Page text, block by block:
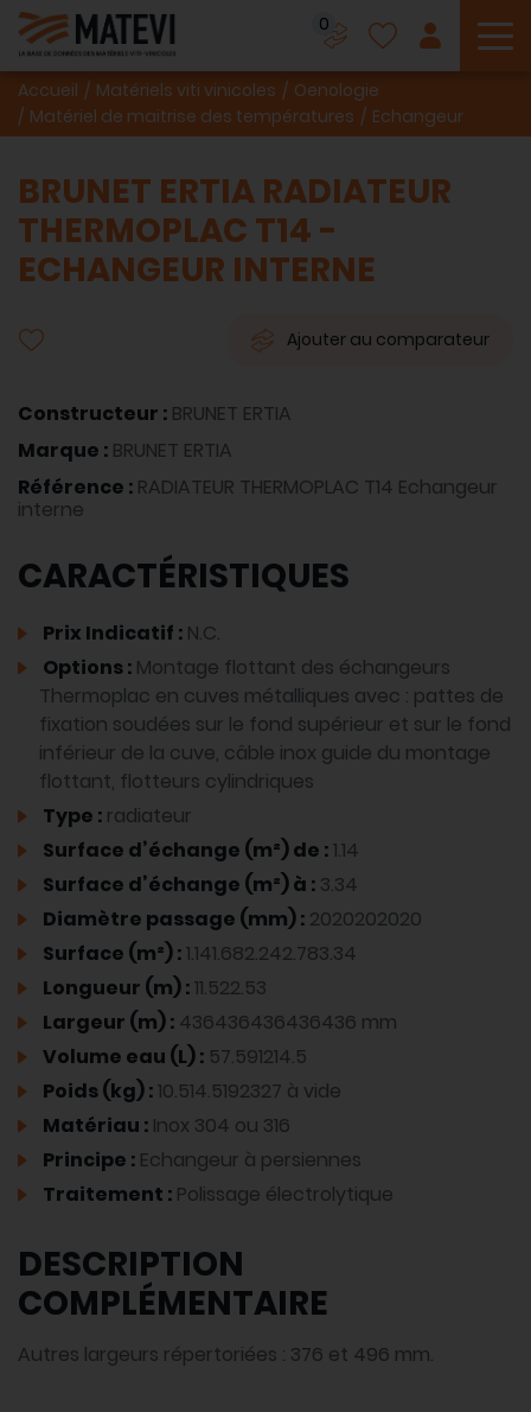
0
Accueil Matériels viti vinicoles
Oenologie
Matériel de maitrise des températures
Echangeur
BRUNET ERTIA RADIATEUR
THERMOPLAC T14 -
ECHANGEUR INTERNE
Ajouter au comparateur
Constructeur : BRUNET ERTIA
Marque : BRUNET ERTIA
Référence : RADIATEUR THERMOPLAC T14 Echangeur
interne
CARACTÉRISTIQUES
Prix Indicatif : N.C.
Options : Montage flottant des échangeurs
Thermoplac en cuves métalliques avec : pattes de
fixation soudées sur le fond supérieur et sur le fond
inférieur de la cuve, câble inox guide du montage
flottant, flotteurs cylindriques
Type : radiateur
Surface d’échange (m²) de :1.14
Surface d’échange (m²) à : 3.34
Diamètre passage (mm) : 2020202020
Surface (m²) :1.141.682.242.783.34
Longueur (m) :11.522.53
Largeur (m) : 436436436436436 mm
Volume eau (L) : 57.591214.5
Poids (kg) :10.514.5192327 à vide
Matériau : Inox 304 ou 316
Principe : Echangeur à persiennes
Traitement : Polissage électrolytique
DESCRIPTION
COMPLÉMENTAIRE
Autres largeurs répertoriées : 376 et 496 mm.